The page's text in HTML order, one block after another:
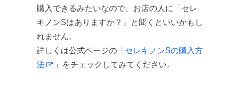
購入できるみたいなので、お店の人に「セレ
キノンSはありますか？」と聞くといいかもし
れません。
詳しくは公式ページの「 セレキノンSの購入方
法
」をチェックしてみてください。